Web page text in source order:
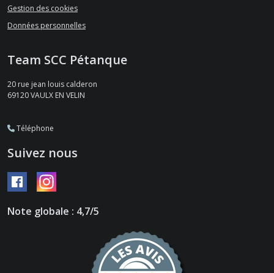
Gestion des cookies
Données personnelles
Team SCC Pétanque
20 rue jean louis calderon
69120VAULX EN VELIN
Téléphone
Suivez nous
Note globale : 4,7/5